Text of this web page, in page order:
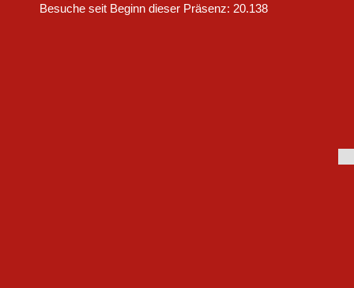
Besuche seit Beginn dieser Präsenz: 20.138